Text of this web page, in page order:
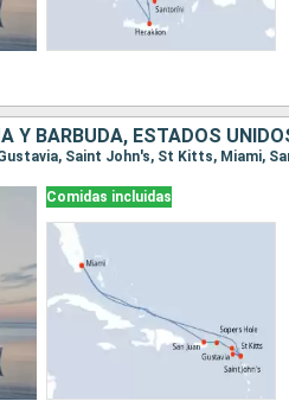
Y BARBUDA, ESTADOS
Comidas incluidas